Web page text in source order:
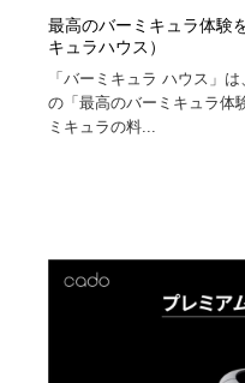
最高のバーミキュラ体験
キュラハウス）
「バーミキュラ ハウス」
の「最高のバーミキュラ体
ミキュラの料...